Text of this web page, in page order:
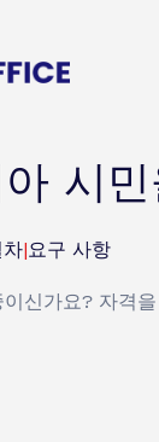
시
|요구 사항
신가요? 자격